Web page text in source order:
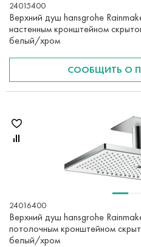
24015400
Верхний душ hansgrohe
настенным кронштейном
белый/хром
СООБЩИТЬ О
24016400
Верхний душ hansgrohe
потолочным кронштейном
белый/хром